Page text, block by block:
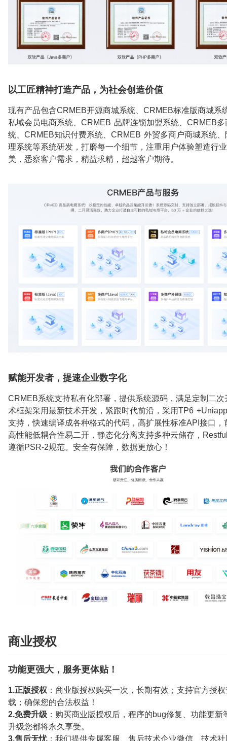
以工匠精神打造产品，为社会创造价值
现有产品包含CRMEB开源商城系统、CRMEB标准版商城系
私域会员电商系统、CRMEB 品牌连锁加盟系统、CRMEB多
统、CRMEB知识付费系统、CRMEB 外贸多商户商城系统、
理系统等系统研发，打磨每一个细节，注重用户体验塑造行
美，悉察客户需求，精益求精，超越客户期待。
赋能开发者，提速企业数字化
CRMEB系统支持私有化部署，提供系统源码，满足定制二次
术框架采用最新技术开发，紧跟时代前沿，采用TP6
支持，快速编译成各种格式的代码，高扩展性标准API接口，
高性能低耦合性易二开，静态化分离支持多种云储存，
遵循PSR-2规范。安全有保障，数据更放心！
商业授权
功能更强大，服务更体贴！
1.正版授权 ：商业版授权购买一次，长期有效；支持官方授
载；确保您的合法权益！
2.免费升级 ：购买商业版授权后，程序的bug修复、功能更新
升级您都将永久享受。
3.售后无忧：我们提供专属客服、售后技术企业微信、技术